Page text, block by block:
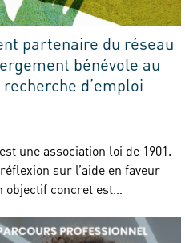
partenaire du réseau
bénévole au
d’emploi
une association loi de 1901.
sur l’aide en faveur
objectif concret est…